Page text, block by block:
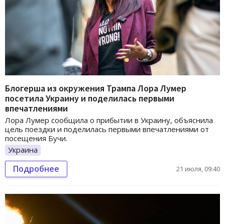
Блогерша из окружения Трампа Лора Лумер
посетила Украину и поделилась первыми
впечатлениями
Лора Лумер сообщила о прибытии в Украину, объяснила
цель поездки и поделилась первыми впечатлениями от
посещения Бучи.
Украина
Подробнее 21 июля, 09:40